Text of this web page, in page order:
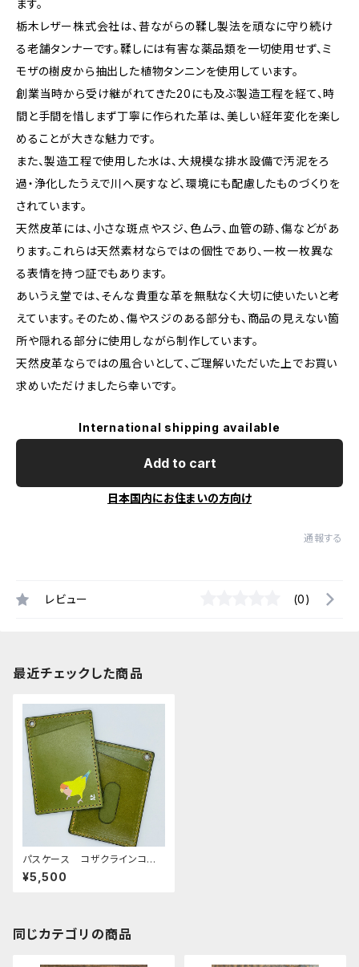
ます。
栃木レザー株式会社は、昔ながらの鞣し製法を頑なに守り続け
る老舗タンナーです。鞣しには有害な薬品類を一切使用せず、ミ
モザの樹皮から抽出した植物タンニンを使用しています。
創業当時から受け継がれてきた20にも及ぶ製造工程を経て、時
間と手間を惜しまず丁寧に作られた革は、美しい経年変化を楽し
めることが大きな魅力です。
また、製造工程で使用した水は、大規模な排水設備で汚泥をろ
過・浄化したうえで川へ戻すなど、環境にも配慮したものづくりを
されています。
天然皮革には、小さな斑点やスジ、色ムラ、血管の跡、傷などがあ
ります。これらは天然素材ならではの個性であり、一枚一枚異な
る表情を持つ証でもあります。
あいうえ堂では、そんな貴重な革を無駄なく大切に使いたいと考
えています。そのため、傷やスジのある部分も、商品の見えない箇
所や隠れる部分に使用しながら制作しています。
天然皮革ならではの風合いとして、ご理解いただいた上でお買い
求めいただけましたら幸いです。
International shipping available
Add to cart
日本国内にお住まいの方向け
通報する
レビュー (0)
最近チェックした商品
パスケース コザクラインコ
イエロー GREEN グリー
ン こざくらいんこ
¥5,500
同じカテゴリの商品